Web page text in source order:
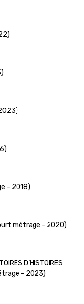
- 2018)
métrage - 2020)
D’HISTOIRES
- 2023)